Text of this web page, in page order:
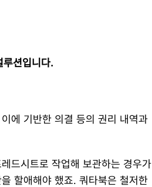
션입니다.
에 기반한 의결 등의 권리 내역과
드시트로 작업해 보관하는 경우가
할애해야 했죠. 쿼타북은 철저한